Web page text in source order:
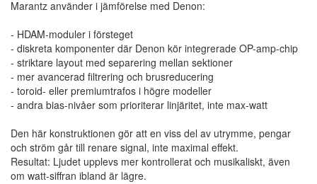
Marantz använder i jämförelse med Denon:
- HDAM-moduler i försteget
- diskreta komponenter där Denon kör integrerade OP-amp-chip
- striktare layout med separering mellan sektioner
- mer avancerad filtrering och brusreducering
- toroid- eller premiumtrafos i högre modeller
- andra bias-nivåer som prioriterar linjäritet, inte max-watt
Den här konstruktionen gör att en viss del av utrymme, pengar
och ström går till renare signal, inte maximal effekt.
Resultat: Ljudet upplevs mer kontrollerat och musikaliskt, även
om watt-siffran ibland är lägre.